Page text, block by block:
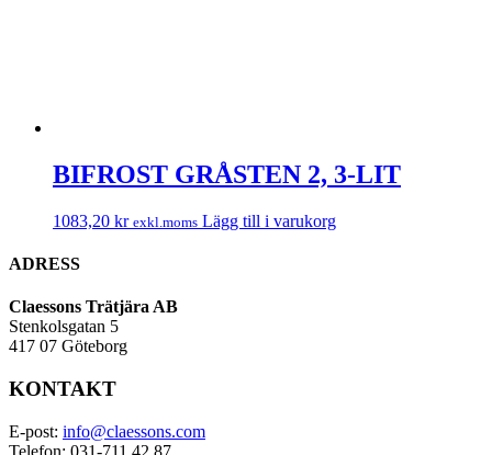
BIFROST GRÅSTEN 2, 3-LIT
1083,20 kr exkl.moms Lägg till i varukorg
ADRESS
Claessons Trätjära AB
Stenkolsgatan 5
417 07 Göteborg
KONTAKT
E-post: info@claessons.com
Telefon: 031-711 42 87